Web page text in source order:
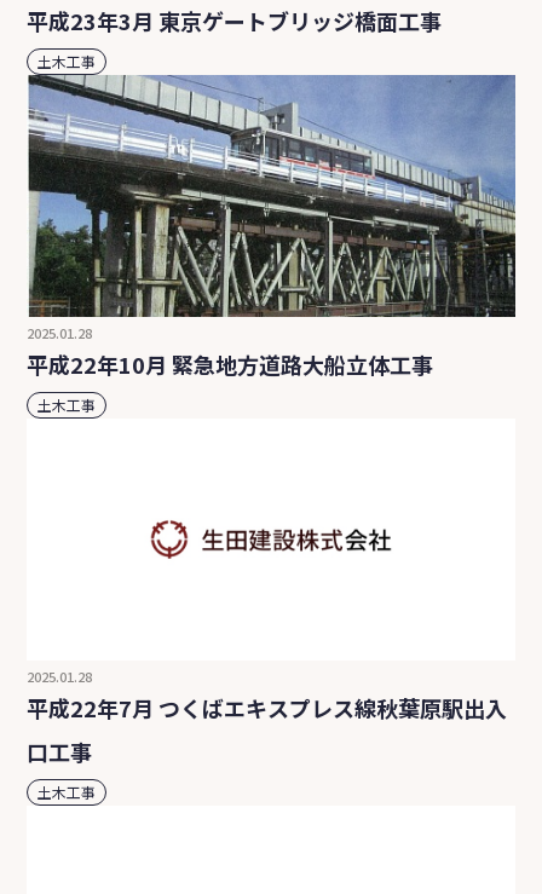
平成23年3月 東京ゲートブリッジ橋面工事
土木工事
2025.01.28
平成22年10月 緊急地方道路大船立体工事
土木工事
2025.01.28
平成22年7月 つくばエキスプレス線秋葉原駅出入
口工事
土木工事